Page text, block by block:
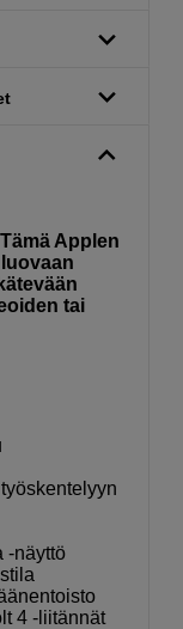
Applen
tai
-näyttö
4 -liitännät